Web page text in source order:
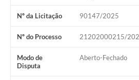
Nº da Licitação 90147/2025
Nº do Processo 21202000215/
Modo de
Disputa
Aberto-Fechado